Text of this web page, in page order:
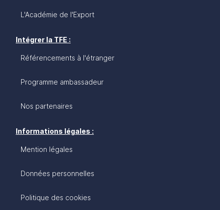
L'Académie de l'Export
Intégrer la TFE :
Référencements à l'étranger
Programme ambassadeur
Nos partenaires
Informations légales :
Mention légales
Données personnelles
Politique des cookies